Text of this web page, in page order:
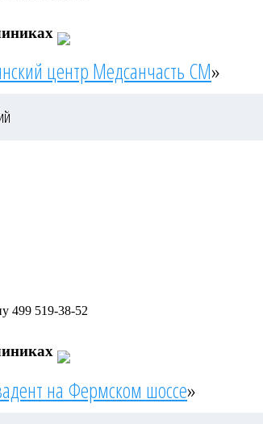
центр Медсанчасть СМ»
499 519-38-52
на Фермском шоссе»